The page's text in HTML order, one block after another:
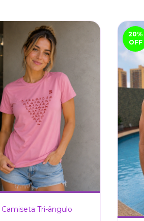
Camiseta Tri-ângulo
20%
OFF